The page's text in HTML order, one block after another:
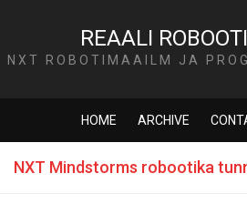
REAALI
NXT ROBOTIMAAILM JA
HOME ARCHIVE
NXT Mindstorms robootika